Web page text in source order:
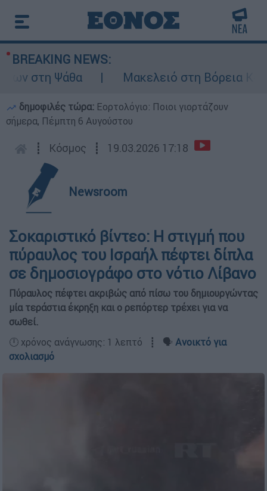
BREAKING NEWS:
στη Ψάθα
Μακελειό στη Βόρεια
δημοφιλές τώρα: Εορτολόγιο: Ποιοι γιορτάζουν
σήμερα, Πέμπτη 6 Αυγούστου
┋ Κόσμος ┋ 19.03.2026 17:18
Newsroom
Σοκαριστικό βίντεο: Η στιγμή που
πύραυλος του Ισραήλ πέφτει δίπλα
σε δημοσιογράφο στο νότιο Λίβανο
Πύραυλος πέφτει ακριβώς από πίσω του δημιουργώντας
μία τεράστια έκρηξη και ο ρεπόρτερ τρέχει για να
σωθεί.
🕛 χρόνος ανάγνωσης: 1 λεπτό ┋ 🗣️ Ανοικτό για
σχολιασμό